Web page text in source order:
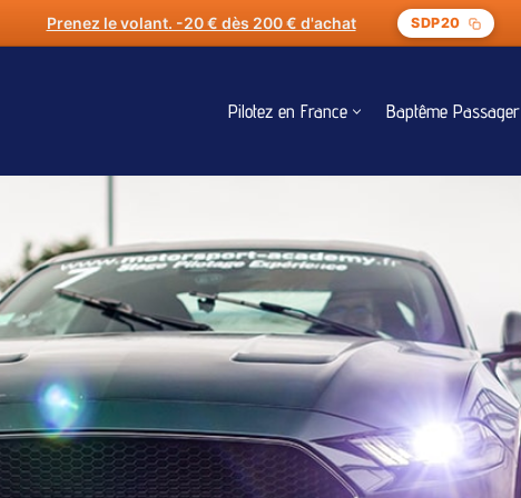
Offrez un stage de pilotage. -20 € dès 200 € d'achat SDP20
Pilotez en France Baptême Passager